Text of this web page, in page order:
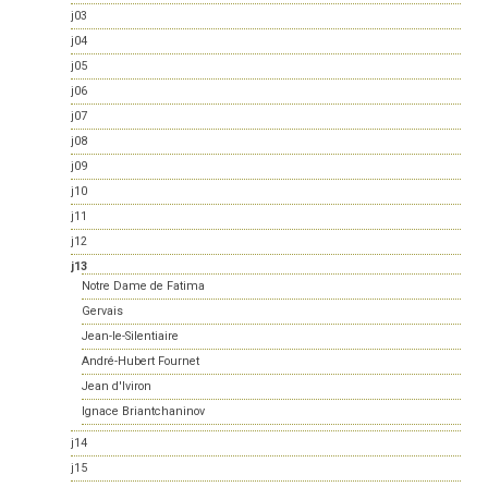
j03
j04
j05
j06
j07
j08
j09
j10
j11
j12
j13
Notre Dame de Fatima
Gervais
Jean-le-Silentiaire
André-Hubert Fournet
Jean d'Iviron
Ignace Briantchaninov
j14
j15